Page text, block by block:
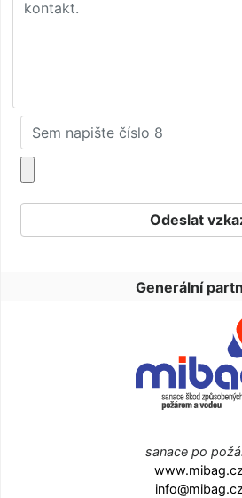
Generální
sanace po
www.mibag.cz
info@mibag.cz